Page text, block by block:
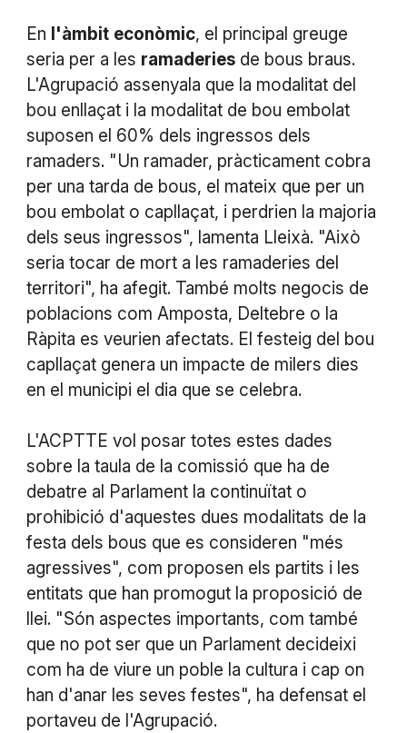
En l'àmbit econòmic, el principal greuge
seria per a les ramaderiesde bous braus.
L'Agrupació assenyala que la modalitat del
bou enllaçat i la modalitat de bou embolat
suposen el 60% dels ingressos dels
ramaders. "Un ramader, pràcticament cobra
per una tarda de bous, el mateix que per un
bou embolat o capllaçat, i perdrien la majoria
dels seus ingressos", lamenta Lleixà. "Això
seria tocar de mort a les ramaderies del
territori", ha afegit. També molts negocis de
poblacions com Amposta, Deltebre o la
Ràpita es veurien afectats. El festeig del bou
capllaçat genera un impacte de milers dies
en el municipi el dia que se celebra.
L'ACPTTE vol posar totes estes dades
sobre la taula de la comissió que ha de
debatre al Parlament la continuïtat o
prohibició d'aquestes dues modalitats de la
festa dels bous que es consideren "més
agressives", com proposen els partits i les
entitats que han promogut la proposició de
llei. "Són aspectes importants, com també
que no pot ser que un Parlament decideixi
com ha de viure un poble la cultura i cap on
han d'anar les seves festes", ha defensat el
portaveu de l'Agrupació.